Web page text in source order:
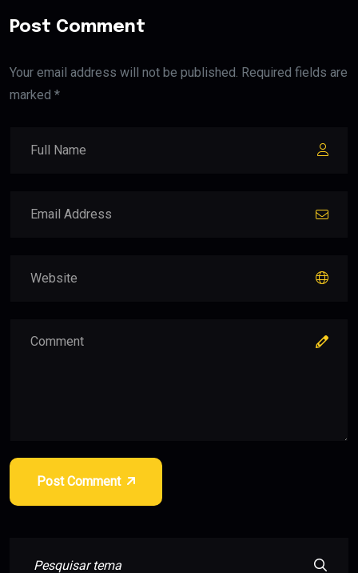
Post Comment
Your email address will not be published. Required fields are
marked *
Post Comment